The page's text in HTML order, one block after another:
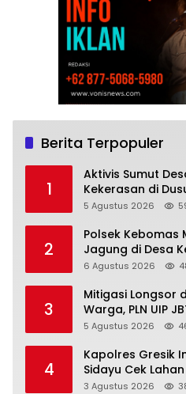
Berita Terpopuler
1
Aktivis Sumut
Kekerasan di
Gunung
5 Agustus 2026
2
Polsek Kebomas
Jagung di Desa
Dukungan
6 Agustus 2026
3
Mitigasi Longsor
Warga, PLN UIP
Konservasi 4.000
5 Agustus 2026
4
Kapolres Gresik
Sidayu Cek
Ketahanan
3 Agustus 2026